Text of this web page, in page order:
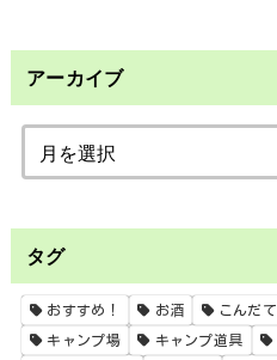
アーカイブ
タグ
おすすめ！ お酒 こんだて
キャンプ場 キャンプ道具